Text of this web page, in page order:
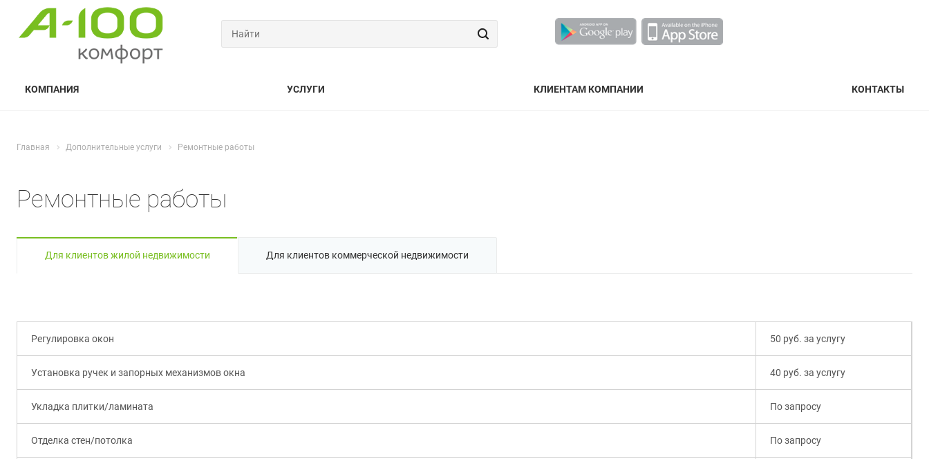
КОМПАНИЯ УСЛУГИ КЛИЕНТАМ КОМПАНИИ КОНТАКТЫ
Главная Дополнительные услуги Ремонтные работы
Ремонтные работы
Для клиентов жилой недвижимости Для клиентов коммерческой недвижимости
Регулировка окон 50 руб. за услугу
Установка ручек и запорных механизмов окна 40 руб. за услугу
Укладка плитки/ламината По запросу
Отделка стен/потолка По запросу